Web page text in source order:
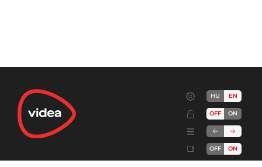
HU EN
OFF ON
OFF ON